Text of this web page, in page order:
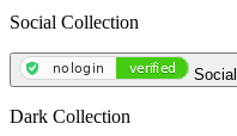
Social Collection
Social
Dark Collection